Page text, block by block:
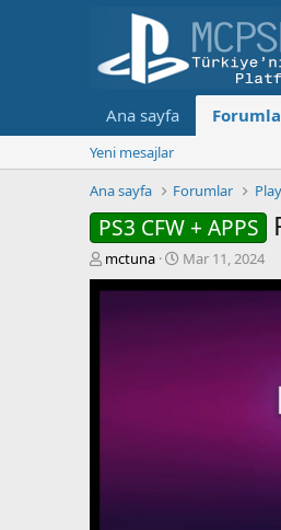
Ana sayfa
Yeni mesajlar
Ana sayfa
Forumlar
PS3 CFW + APPS
K
o
n
mctuna
B
a
ş
Mar 11, 2024